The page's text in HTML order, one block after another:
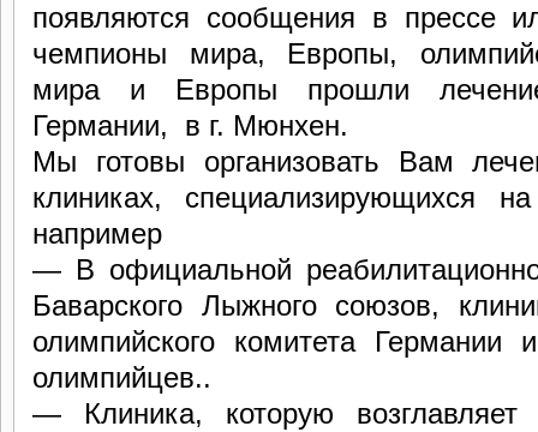
появляются сообщения в прессе
чемпионы мира, Европы,
мира и Европы прошли
Германии, в г. Мюнхен.
Мы готовы организовать Вам
клиниках, специализирующихся
например
— В официальной
Баварского Лыжного союзов,
олимпийского комитета
олимпийцев..
— Клиника, которую возглавляет